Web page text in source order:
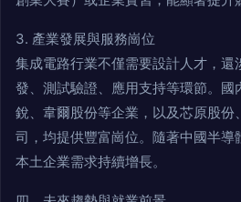
3. 產業發展與服務崗位
集成電路行業不僅需要設計人才，還
發、測試驗證、應用支持等環節。國
銳、韋爾股份等企業，以及芯原股份
司，均提供豐富崗位。隨著中國半導
本土企業需求持續增長。